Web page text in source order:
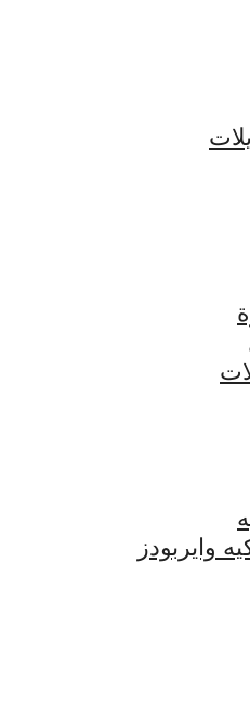
وايربودز